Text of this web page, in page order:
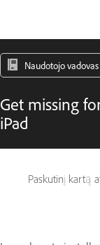
Naudotojo vadovas
Get missing
iPad
Paskutinį kartą